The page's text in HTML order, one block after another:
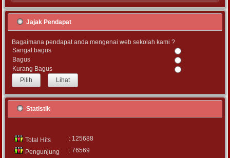
Jajak Pendapat
Bagaimana pendapat anda mengenai web sekolah kami ?
Sangat bagus
Bagus
Kurang Bagus
Lihat
Statistik
Total Hits
: 125688
Pengunjung
: 76569